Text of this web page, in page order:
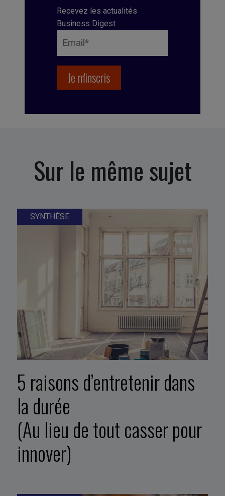
Recevez les actualités
Business Digest
Sur le même sujet
SYNTHÈSE
5 raisons d’entretenir dans
la durée
(Au lieu de tout casser pour
innover)